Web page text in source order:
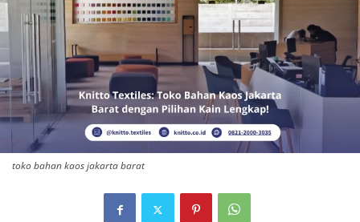
toko bahan kaos jakarta barat